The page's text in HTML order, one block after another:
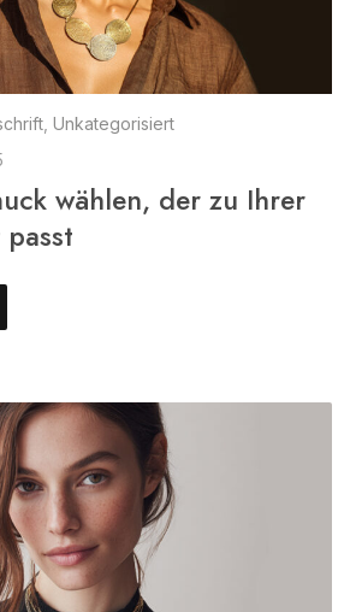
Unkategorisiert
wählen, der zu Ihrer